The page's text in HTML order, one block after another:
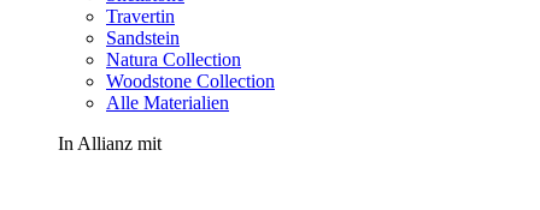
Travertin
Sandstein
Natura Collection
Woodstone Collection
Alle Materialien
In Allianz mit